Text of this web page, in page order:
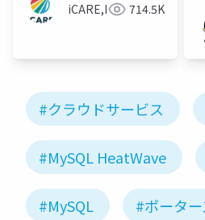
iCARE,Inc 714.5K
#クラウドサービス
#MySQL HeatWave
#MySQL #ポータ